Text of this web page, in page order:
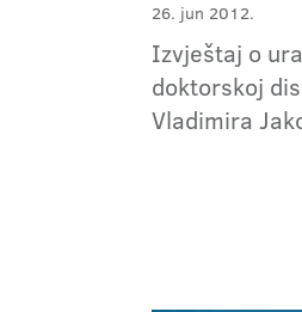
26. jun 2012.
Izvještaj o
doktorskoj
Vladimira